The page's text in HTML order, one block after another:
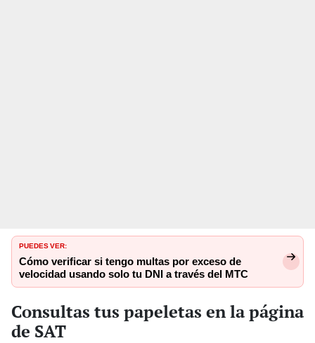
PUEDES VER:
Cómo verificar si tengo multas por exceso de
velocidad usando solo tu DNI a través del MTC
Consultas tus papeletas en la página
de SAT